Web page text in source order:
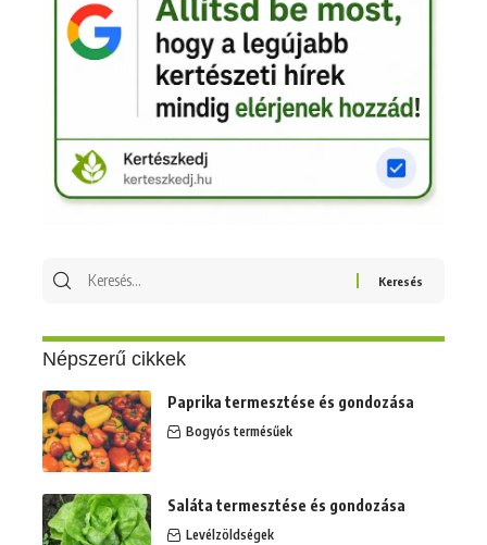
Keresés
Népszerű cikkek
Paprika termesztése és gondozása
Bogyós termésűek
Saláta termesztése és gondozása
Levélzöldségek